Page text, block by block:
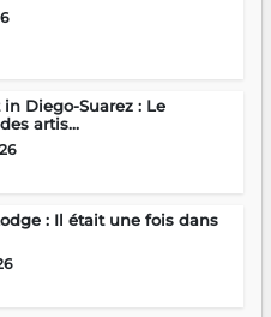
Diego-Suarez : Le
artis...
: Il était une fois dans